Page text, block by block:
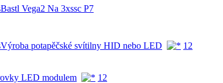
Bastl Vega2 Na 3xssc P7
Výroba potapěčské svítilny HID nebo LED 1 2
LED modulem 1 2